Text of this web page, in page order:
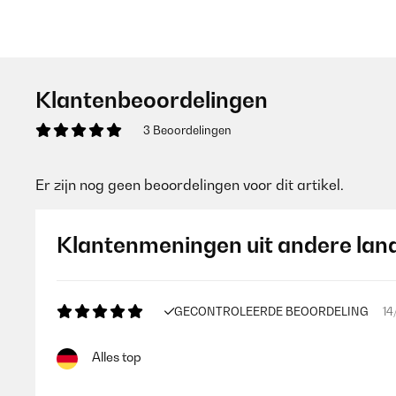
Klantenbeoordelingen
3 Beoordelingen
Er zijn nog geen beoordelingen voor dit artikel.
Klantenmeningen uit andere
GECONTROLEERDE BEOORDELING
Alles top